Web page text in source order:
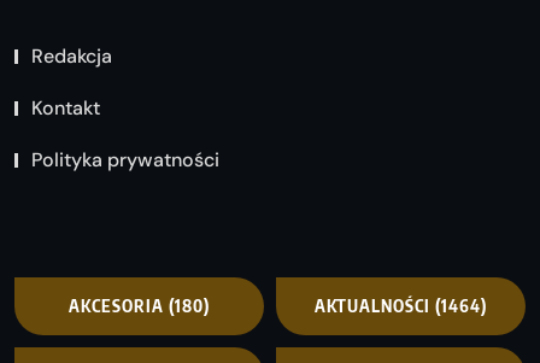
Redakcja
Kontakt
Polityka prywatności
AKCESORIA (180) AKTUALNOŚCI (1464)